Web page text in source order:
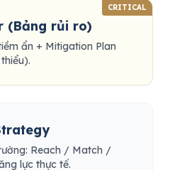
CRITICAL
(Bảng rủi ro)
ẩn + Mitigation Plan
Reach / Match /
lực thực tế.